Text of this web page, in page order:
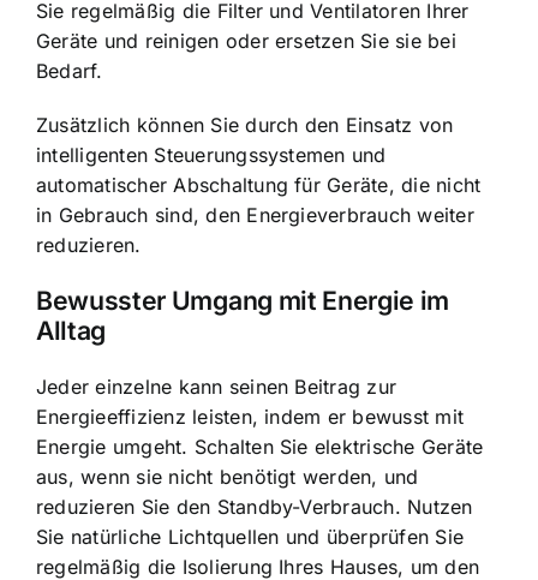
Sie regelmäßig die Filter und Ventilatoren Ihrer
Geräte und reinigen oder ersetzen Sie sie bei
Bedarf.
Zusätzlich können Sie durch den Einsatz von
intelligenten Steuerungssystemen und
automatischer Abschaltung für Geräte, die nicht
in Gebrauch sind, den Energieverbrauch weiter
reduzieren.
Bewusster Umgang mit Energie im
Alltag
Jeder einzelne kann seinen Beitrag zur
Energieeffizienz leisten, indem er bewusst mit
Energie umgeht. Schalten Sie elektrische Geräte
aus, wenn sie nicht benötigt werden, und
reduzieren Sie den Standby-Verbrauch. Nutzen
Sie natürliche Lichtquellen und überprüfen Sie
regelmäßig die Isolierung Ihres Hauses, um den